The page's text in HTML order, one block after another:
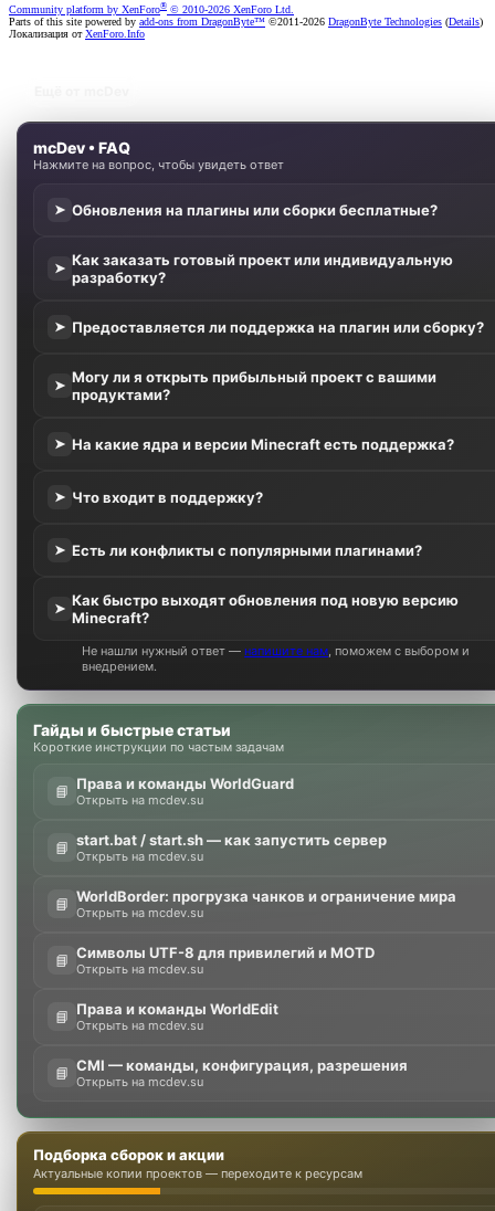
Community platform by XenForo® © 2010-2026 XenForo Ltd.
Parts of this site powered by add-ons from DragonByte™ ©2011-2026 DragonByte Technologies (Details)
Локализация отXenForo.Info
mcDev • FAQ
Нажмите на вопрос, чтобы увидеть ответ
➤ Обновления на плагины или сборки бесплатные?
➤ Как заказать готовый проект или индивидуальную
разработку?
➤ Предоставляется ли поддержка на плагин или сборку?
➤ Могу ли я открыть прибыльный проект с вашими
продуктами?
➤ На какие ядра и версии Minecraft есть поддержка?
➤ Что входит в поддержку?
➤ Есть ли конфликты с популярными плагинами?
➤ Как быстро выходят обновления под новую версию
Minecraft?
Не нашли нужный ответ —напишите нам , поможем с выбором и
внедрением.
Гайды и быстрые статьи
Короткие инструкции по частым задачам
📘 Права и команды WorldGuard
Открыть на mcdev.su
📘 start.bat / start.sh — как запустить сервер
Открыть на mcdev.su
📘 WorldBorder: прогрузка чанков и ограничение мира
Открыть на mcdev.su
📘 Символы UTF-8 для привилегий и MOTD
Открыть на mcdev.su
📘 Права и команды WorldEdit
Открыть на mcdev.su
📘 CMI — команды, конфигурация, разрешения
Открыть на mcdev.su
Подборка сборок и акции
Актуальные копии проектов — переходите к ресурсам